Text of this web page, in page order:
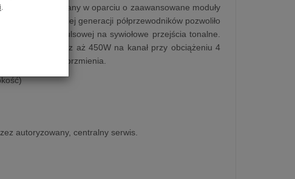
D, zbudowany w oparciu o zaawansowane moduły
tej trzeciej generacji półprzewodników pozwoliło
impulsowej na sywiołowe przejścia tonalne.
8 omach oraz aż 450W na kanał przy obciążeniu 4
charakterem brzmienia.
autoryzowany, centralny serwis.
.